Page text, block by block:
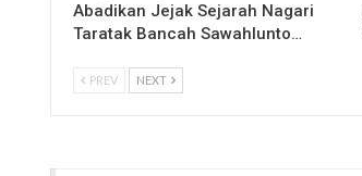
Abadikan Jejak Sejarah Nagari
Taratak Bancah Sawahlunto…
PREV NEXT